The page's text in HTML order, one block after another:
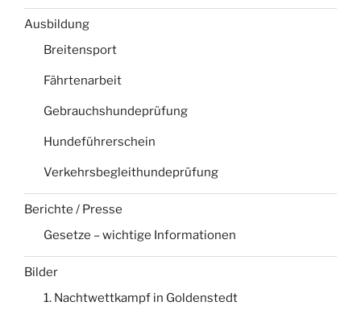
Ausbildung
Breitensport
Fährtenarbeit
Gebrauchshundeprüfung
Hundeführerschein
Verkehrsbegleithundeprüfung
Berichte / Presse
Gesetze – wichtige Informationen
Bilder
1. Nachtwettkampf in Goldenstedt